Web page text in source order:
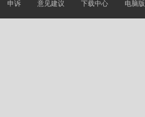
申诉 意见建议 下载中心 电脑版